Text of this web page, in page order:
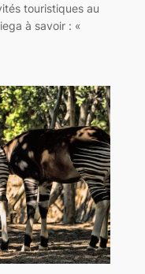
touristiques au
à savoir : «